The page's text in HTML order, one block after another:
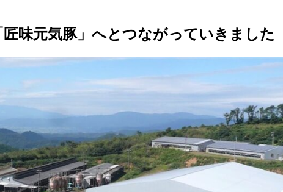
味元気豚」へとつながっていきました